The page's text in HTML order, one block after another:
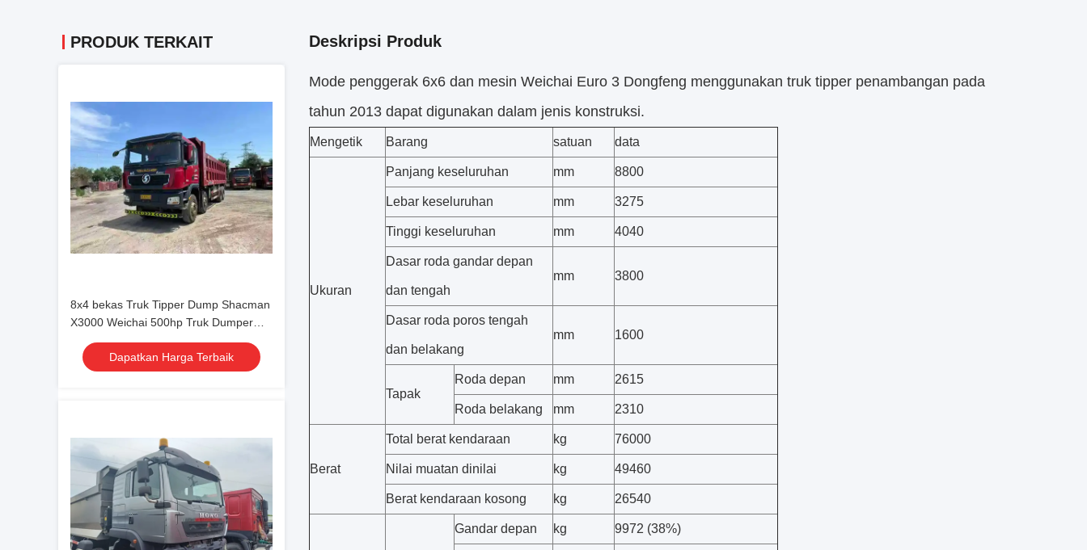
PRODUK TERKAIT
8x4 bekas Truk Tipper Dump Shacman
X3000 Weichai 500hp Truk Dumper
Volquete Volteo Rhd/Lhd
Dapatkan Harga Terbaik
Deskripsi Produk
Mode penggerak 6x6 dan mesin Weichai Euro 3 Dongfeng menggunakan truk tipper penambangan pada
tahun 2013 dapat digunakan dalam jenis konstruksi.
Mengetik Barang satuan data
Ukuran
Panjang keseluruhan mm 8800
Lebar keseluruhan mm 3275
Tinggi keseluruhan mm 4040
Dasar roda gandar depan
dan tengah
mm 3800
Dasar roda poros tengah
dan belakang
mm 1600
Tapak
Roda depan mm 2615
Roda belakang mm 2310
Berat
Total berat kendaraan kg 76000
Nilai muatan dinilai kg 49460
Berat kendaraan kosong kg 26540
Gandar depan kg 9972 (38%)